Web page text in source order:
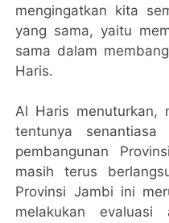
mengingatkan kita
yang sama, yaitu
sama dalam
Haris.
Al Haris menuturkan,
tentunya
pembangunan
masih terus
Provinsi Jambi ini
melakukan